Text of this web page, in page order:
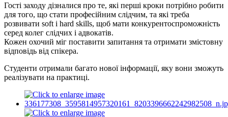
Гості заходу дізналися про те, які перші кроки потрібно робити
для того, що стати професійним слідчим, та які треба
розвивати soft i hard skills, щоб мати конкурентоспроможність
серед колег слідчих і адвокатів.
Кожен охочий міг поставити запитання та отримати змістовну
відповідь від спікера.
Студенти отримали багато нової інформації, яку вони зможуть
реалізувати на практиці.